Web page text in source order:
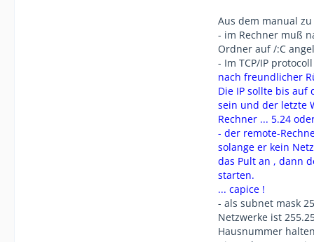
Aus dem manual
- im Rechner muß
Ordner auf /:C
- Im TCP/IP
nach freundlicher
Die IP sollte bis auf
sein und der letzte
Rechner ... 5.24
- der remote-
solange er kein
das Pult an , dann
starten.
... capice !
- als subnet mask
Netzwerke ist
Hausnummer